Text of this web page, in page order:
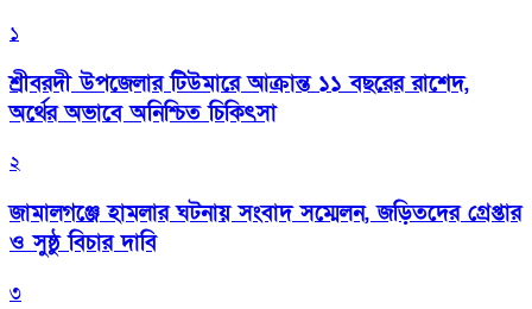
১
শ্রীবরদী উপজেলার টিউমারে আক্রান্ত ১১ বছরের রাশেদ,
অর্থের অভাবে অনিশ্চিত চিকিৎসা
২
জামালগঞ্জে হামলার ঘটনায় সংবাদ সম্মেলন, জড়িতদের গ্রেপ্তার
ও সুষ্ঠু বিচার দাবি
৩